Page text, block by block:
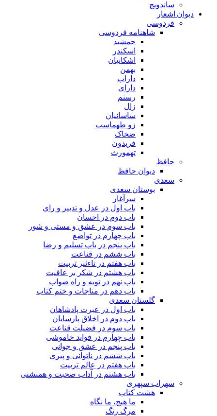
ساندویچ
دیوان اشعار
فردوسی
شاهنامه فردوسی
جمشید
اسکندر
اشکانیان
بهمن
داراب
دارای
رستم
زال
ساسانیان
زو طهماسپ‏
ضحاک
فریدون
تهمورث
حافظ
دیوان حافظ
سعدی
بوستان سعدی
سرآغاز
باب اول در عدل و تدبیر و رای
باب دوم در احسان
باب سوم در عشق و مستی و شور
باب چهارم در تواضع
باب پنجم در باب تسلیم و رضا
باب ششم در قناعت
باب هفتم در تاءثیر تربیت
باب هشتم در شکر بر عافیت
باب نهم در توبه و راه صواب
باب دهم در مناجات و ختم کتاب
گلستان سعدی
باب اول در عبرت پادشاهان
باب دوم در اخلاق پارسایان
باب سوم در فضیلت قناعت
باب چهارم در فواید خاموشى
باب پنجم در عشق و جوانى
باب ششم در ناتوانى و پیرى
باب هفتم در عالم تربیت
باب هشتم در آداب صحبت و همنشنى
سهراب سپهری
هشت کتاب
ما هیچ، ما نگاه
مرگ رنگ